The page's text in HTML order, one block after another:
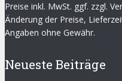
Preise inkl. MwSt. ggf. zzgl.
Änderung der Preise,
Angaben ohne Gewähr.
Neueste Beiträge